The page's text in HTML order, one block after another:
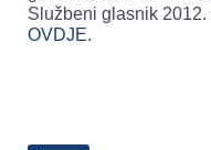
Službeni glasnik
OVDJE.